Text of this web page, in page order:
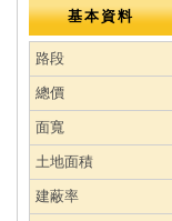
基本資料
路段
總價
面寬
土地面積
建蔽率